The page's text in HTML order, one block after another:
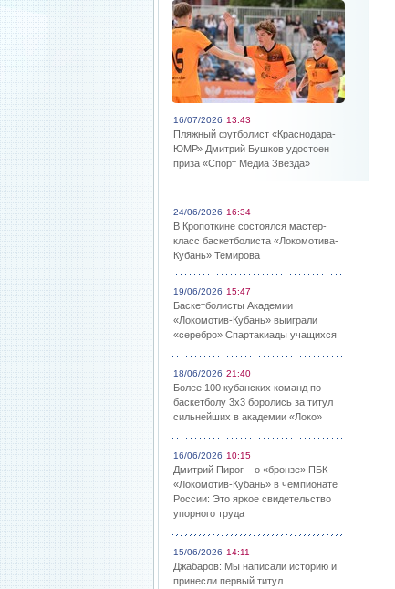
16/07/2026 13:43
Пляжный футболист «Краснодара-
ЮМР» Дмитрий Бушков удостоен
приза «Спорт Медиа Звезда»
24/06/2026 16:34
В Кропоткине состоялся мастер-
класс баскетболиста «Локомотива-
Кубань» Темирова
19/06/2026 15:47
Баскетболисты Академии
«Локомотив-Кубань» выиграли
«серебро» Спартакиады учащихся
18/06/2026 21:40
Более 100 кубанских команд по
баскетболу 3х3 боролись за титул
сильнейших в академии «Локо»
16/06/2026 10:15
Дмитрий Пирог – о «бронзе» ПБК
«Локомотив-Кубань» в чемпионате
России: Это яркое свидетельство
упорного труда
15/06/2026 14:11
Джабаров: Мы написали историю и
принесли первый титул